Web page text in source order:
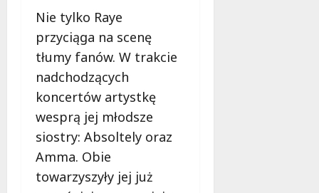
Nie tylko Raye
przyciąga na scenę
tłumy fanów. W trakcie
nadchodzących
koncertów artystkę
wesprą jej młodsze
siostry: Absoltely oraz
Amma. Obie
towarzyszyły jej już